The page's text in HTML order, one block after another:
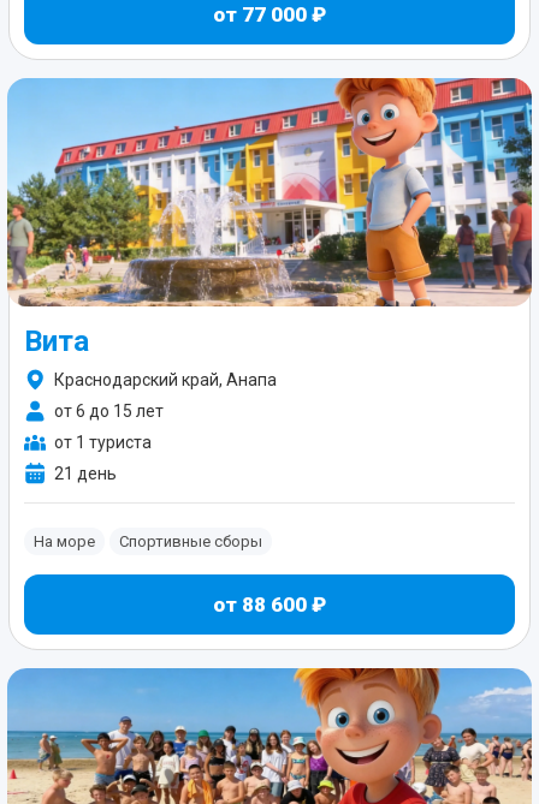
от 77 000 ₽
Вита
Краснодарский край, Анапа
от 6 до 15 лет
от 1 туриста
21 день
На море Спортивные сборы
от 88 600 ₽